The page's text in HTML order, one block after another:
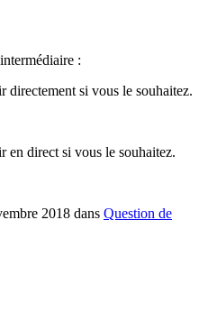
:
directement si vous le souhaitez.
en direct si vous le souhaitez.
2018 dans Question de